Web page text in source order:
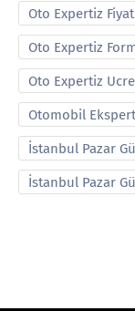
Oto Expertiz
Oto Expertiz
Oto Expertiz
Otomobil
İstanbul Pazar
İstanbul Pazar